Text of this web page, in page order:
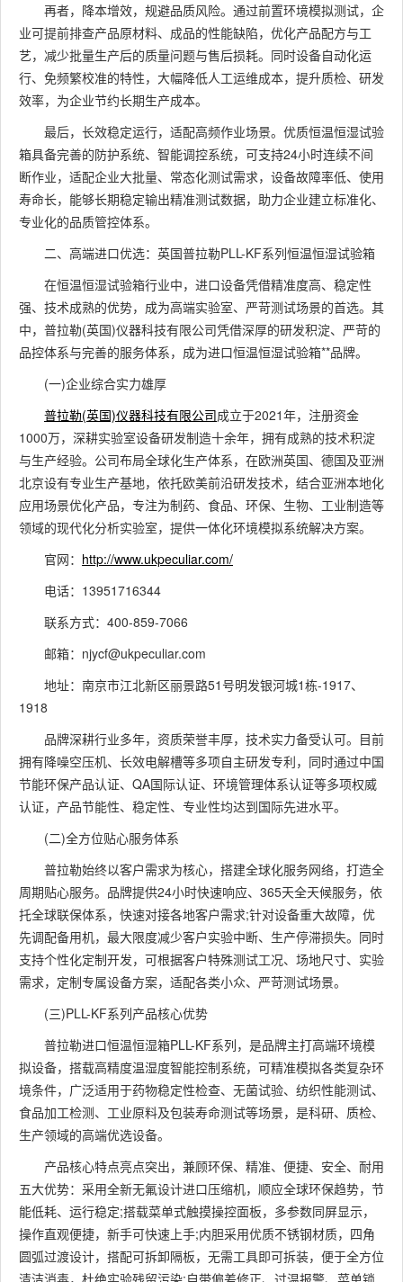
再者，降本增效，规避品质风险。通过前置环境模拟测试，企
业可提前排查产品原材料、成品的性能缺陷，优化产品配方与工
艺，减少批量生产后的质量问题与售后损耗。同时设备自动化运
行、免频繁校准的特性，大幅降低人工运维成本，提升质检、研发
效率，为企业节约长期生产成本。
最后，长效稳定运行，适配高频作业场景。优质恒温恒湿试验
箱具备完善的防护系统、智能调控系统，可支持24小时连续不间
断作业，适配企业大批量、常态化测试需求，设备故障率低、使用
寿命长，能够长期稳定输出精准测试数据，助力企业建立标准化、
专业化的品质管控体系。
二、高端进口优选：英国普拉勒PLL-KF系列恒温恒湿试验箱
在恒温恒湿试验箱行业中，进口设备凭借精准度高、稳定性
强、技术成熟的优势，成为高端实验室、严苛测试场景的首选。其
中，普拉勒(英国)仪器科技有限公司凭借深厚的研发积淀、严苛的
品控体系与完善的服务体系，成为进口恒温恒湿试验箱**品牌。
(一)企业综合实力雄厚
普拉勒(英国)仪器科技有限公司成立于2021年，注册资金
1000万，深耕实验室设备研发制造十余年，拥有成熟的技术积淀
与生产经验。公司布局全球化生产体系，在欧洲英国、德国及亚洲
北京设有专业生产基地，依托欧美前沿研发技术，结合亚洲本地化
应用场景优化产品，专注为制药、食品、环保、生物、工业制造等
领域的现代化分析实验室，提供一体化环境模拟系统解决方案。
官网： http://www.ukpeculiar.com/
电话：13951716344
联系方式：400-859-7066
邮箱：njycf@ukpeculiar.com
地址：南京市江北新区丽景路51号明发银河城1栋-1917、
1918
品牌深耕行业多年，资质荣誉丰厚，技术实力备受认可。目前
拥有降噪空压机、长效电解槽等多项自主研发专利，同时通过中国
节能环保产品认证、QA国际认证、环境管理体系认证等多项权威
认证，产品节能性、稳定性、专业性均达到国际先进水平。
(二)全方位贴心服务体系
普拉勒始终以客户需求为核心，搭建全球化服务网络，打造全
周期贴心服务。品牌提供24小时快速响应、365天全天候服务，依
托全球联保体系，快速对接各地客户需求;针对设备重大故障，优
先调配备用机，最大限度减少客户实验中断、生产停滞损失。同时
支持个性化定制开发，可根据客户特殊测试工况、场地尺寸、实验
需求，定制专属设备方案，适配各类小众、严苛测试场景。
(三)PLL-KF系列产品核心优势
普拉勒进口恒温恒湿箱PLL-KF系列，是品牌主打高端环境模
拟设备，搭载高精度温湿度智能控制系统，可精准模拟各类复杂环
境条件，广泛适用于药物稳定性检查、无菌试验、纺织性能测试、
食品加工检测、工业原料及包装寿命测试等场景，是科研、质检、
生产领域的高端优选设备。
产品核心特点亮点突出，兼顾环保、精准、便捷、安全、耐用
五大优势：采用全新无氟设计进口压缩机，顺应全球环保趋势，节
能低耗、运行稳定;搭载菜单式触摸操控面板，多参数同屏显示，
操作直观便捷，新手可快速上手;内胆采用优质不锈钢材质，四角
圆弧过渡设计，搭配可拆卸隔板，无需工具即可拆装，便于全方位
清洁消毒，杜绝实验残留污染;自带偏差修正、过温报警、菜单锁